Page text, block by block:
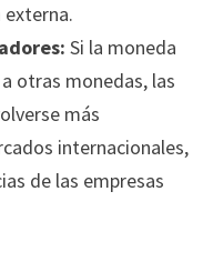
Si la moneda
otras monedas, las
más
internacionales,
de las empresas